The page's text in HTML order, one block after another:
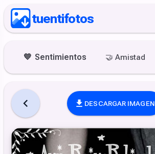
tuentifotos
💙 Sentimientos 🤝 Amistad
DESCARGAR IMAGEN